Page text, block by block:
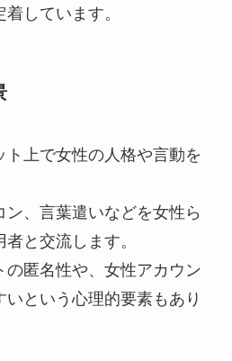
しています。
ト上で女性の人格や言動を
、言葉遣いなどを女性ら
と交流します。
の匿名性や、女性アカウン
いという心理的要素もあり